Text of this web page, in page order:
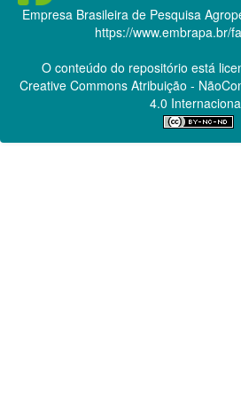
Empresa Brasileira de Pesquisa
https://www.embrapa.br/
O conteúdo do repositório está
Creative CommonsAtribuição -
4.0